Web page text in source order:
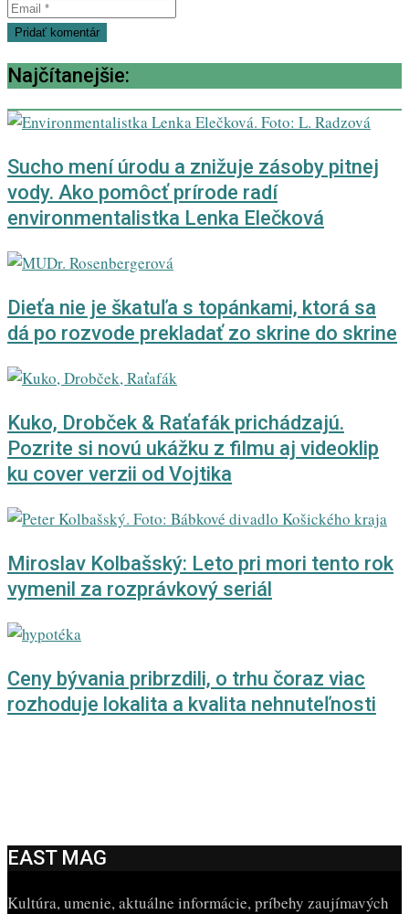
Najčítanejšie:
Sucho mení úrodu a znižuje zásoby pitnej
vody. Ako pomôcť prírode radí
environmentalistka Lenka Elečková
Dieťa nie je škatuľa s topánkami, ktorá sa
dá po rozvode prekladať zo skrine do skrine
Kuko, Drobček & Raťafák prichádzajú.
Pozrite si novú ukážku z filmu aj videoklip
ku cover verzii od Vojtika
Miroslav Kolbašský: Leto pri mori tento rok
vymenil za rozprávkový seriál
Ceny bývania pribrzdili, o trhu čoraz viac
rozhoduje lokalita a kvalita nehnuteľnosti
EAST MAG
Kultúra, umenie, aktuálne informácie, príbehy zaujímavých